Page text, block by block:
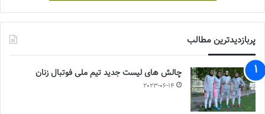
پربازدیدترین مطالب
چالش هاى ليست جدید تيم ملى فوتبال زنان
2023-06-14